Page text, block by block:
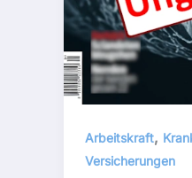
Arbeitskraft,
Versicherungen